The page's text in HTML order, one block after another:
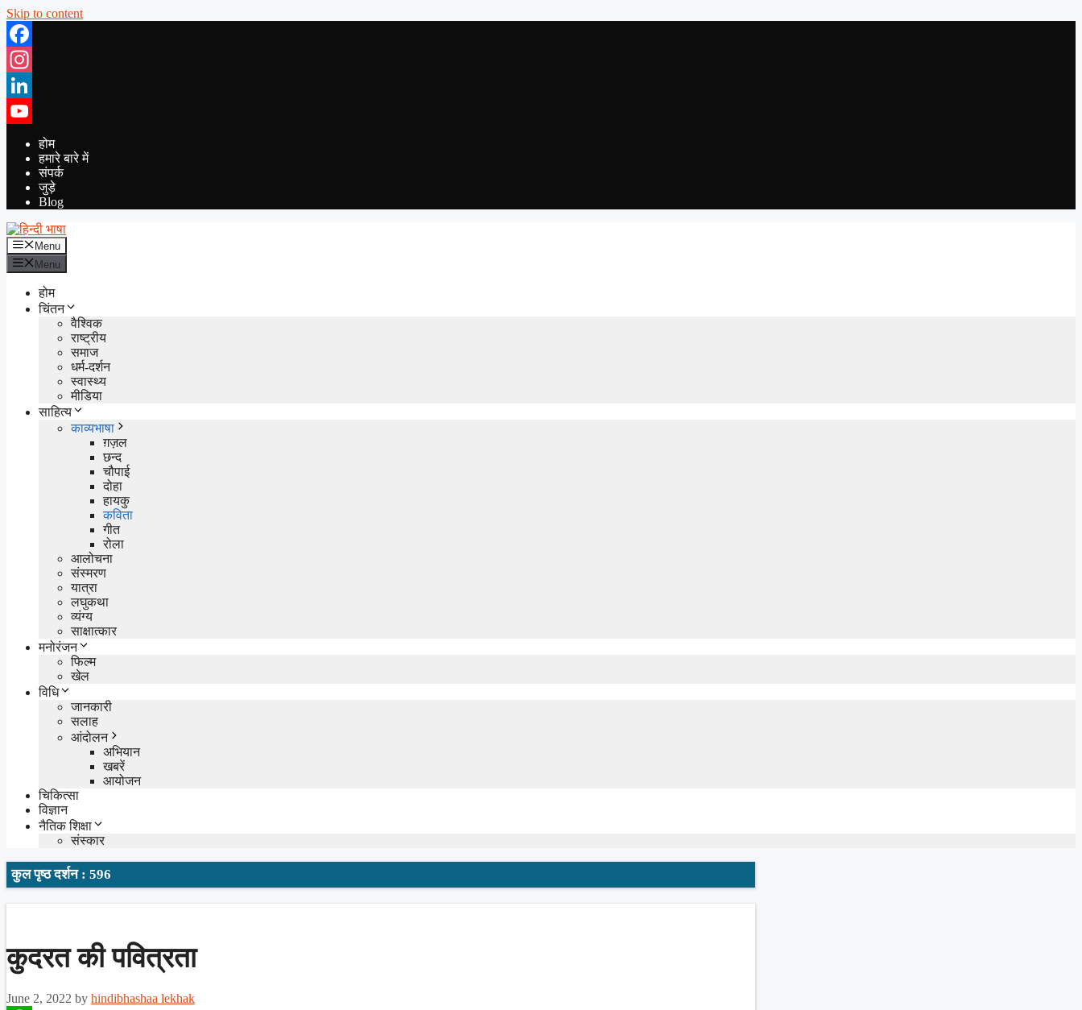
Skip to content
Facebook
Instagram
LinkedIn
YouTube
होम
हमारे बारे में
संपर्क
जुड़े
Blog
Menu
Menu
होम
चिंतन
वैश्विक
राष्ट्रीय
समाज
धर्म-दर्शन
स्वास्थ्य
मीडिया
साहित्य
काव्यभाषा
ग़ज़ल
छन्द
चौपाई
दोहा
हायकु
कविता
गीत
रोला
आलोचना
संस्मरण
यात्रा
लघुकथा
व्यंग्य
साक्षात्कार
मनोरंजन
फिल्म
खेल
विधि
जानकारी
सलाह
आंदोलन
अभियान
खबरें
आयोजन
चिकित्सा
विज्ञान
नैतिक शिक्षा
संस्कार
कुल पृष्ठ दर्शन : 596
कुदरत की पवित्रता
June 2, 2022 by hindibhashaa lekhak